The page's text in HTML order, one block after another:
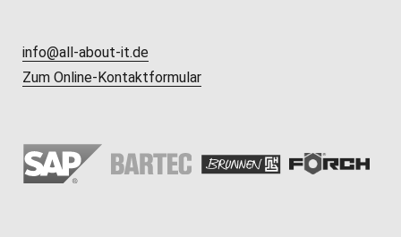
info@all-about-it.de
Zum Online-Kontaktformular